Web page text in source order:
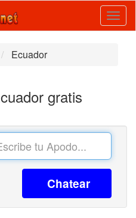
Ecuador
gratis
Chatear